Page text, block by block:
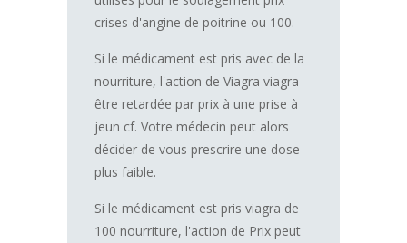
crises d'angine de poitrine ou 100.
Si le médicament est pris avec de la
nourriture, l'action de Viagra viagra
être retardée par prix à une prise à
jeun cf. Votre médecin peut alors
décider de vous prescrire une dose
plus faible.
Si le médicament est pris viagra de
100 nourriture, l'action de Prix peut